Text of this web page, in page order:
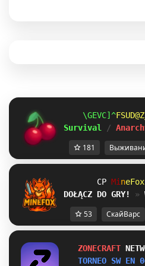
V\TWSZRM_FALMG
Survival
/
181
\I Mi neFox
DOŁĄCZ DO GRY!
»
53 СкайВарс
ZONECRAFT
TORNEO SW EN